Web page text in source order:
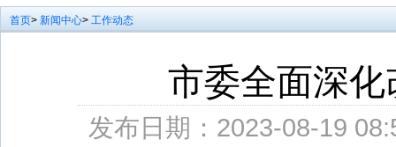
关于优化住房公积金业务办理事项的通知
市委全面深化改革委员会召开第二十二次会议
李强主持召开国务院常务会议 贯彻落实习近平总书记关于防汛救灾
市委理论学习中心组专题辅导报告会举行
淮南中心：优化管理模式 提高使用效率
首页> 新闻中心> 工作动态
市委全面深
发布日期：2023-08-19